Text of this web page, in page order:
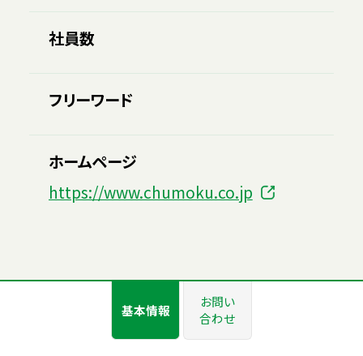
社員数
フリーワード
ホームページ
https://www.chumoku.co.jp
基本情報
お問い
合わせ